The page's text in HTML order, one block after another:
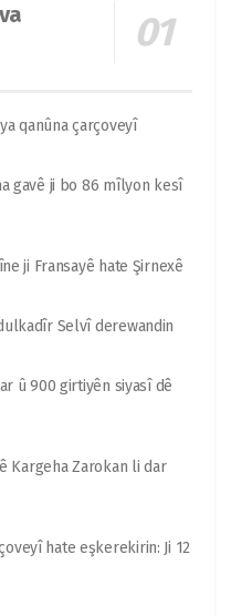
qanûna çarçoveyî
gavê ji bo 86 mîlyon kesî
ji Fransayê hate Şirnexê
Selvî derewandin
û 900 girtiyên siyasî dê
Kargeha Zarokan li dar
hate eşkerekirin: Ji 12